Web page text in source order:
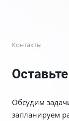
Контакты
Обсудим
запланируем